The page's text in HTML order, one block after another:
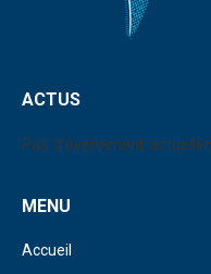
ACTUS
Pas d'événement
MENU
Accueil